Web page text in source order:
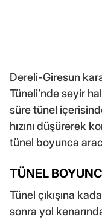
Dereli-Giresun
Tüneli’nde seyir
süre tünel
hızını düşürerek
tünel boyunca
TÜNEL
Tünel çıkışına
sonra yol